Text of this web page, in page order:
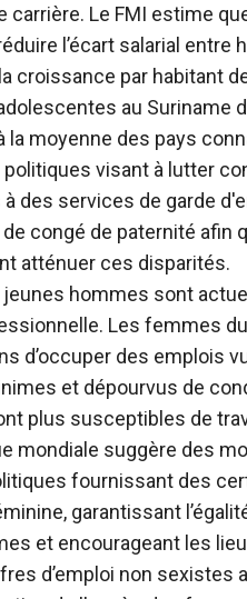
Le FMI estime
l’écart salarial entre
croissance par habitant
au Suriname
moyenne des pays
visant à lutter
des services de garde
congé de paternité afin
atténuer ces disparités.
hommes sont
Les femmes
d’occuper des emplois
et dépourvus de
plus susceptibles de
mondiale suggère des
fournissant des
garantissant
et encourageant les
d’emploi non sexistes